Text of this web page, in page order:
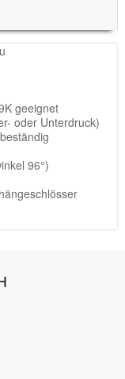
geeignet
oder Unterdruck)
96°)